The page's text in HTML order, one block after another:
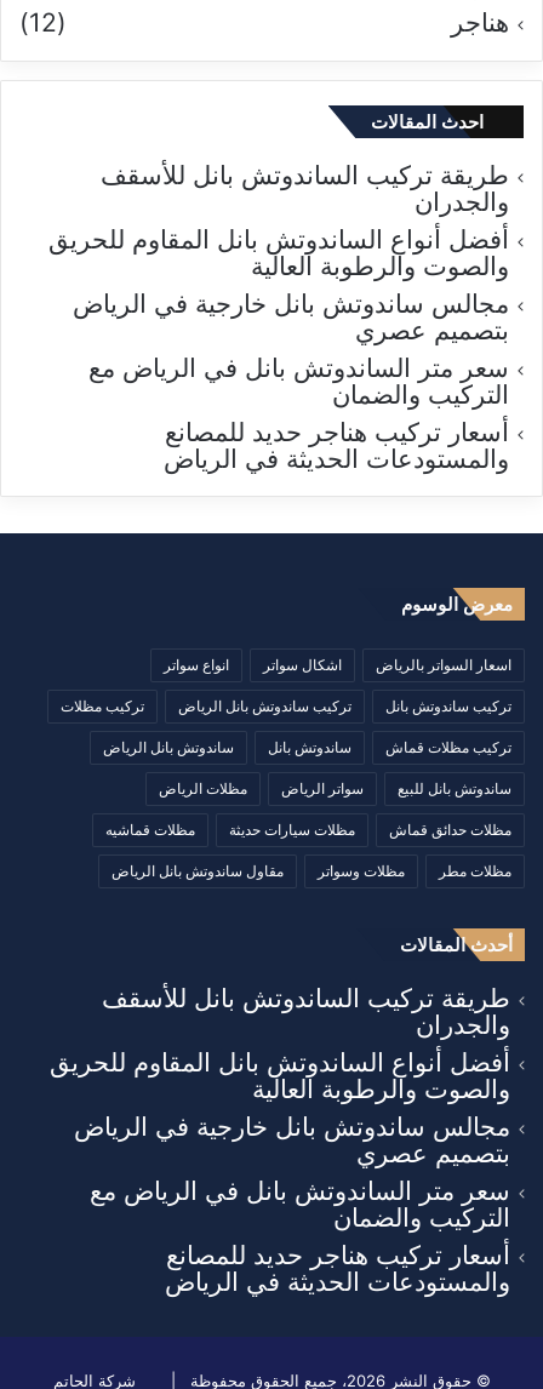
هناجر
(12)
احدث المقالات
طريقة تركيب الساندوتش بانل للأسقف
والجدران
أفضل أنواع الساندوتش بانل المقاوم للحريق
والصوت والرطوبة العالية
مجالس ساندوتش بانل خارجية في الرياض
بتصميم عصري
سعر متر الساندوتش بانل في الرياض مع
التركيب والضمان
أسعار تركيب هناجر حديد للمصانع
والمستودعات الحديثة في الرياض
معرض الوسوم
اسعار السواتر بالرياض اشكال سواتر انواع سواتر
تركيب ساندوتش بانل تركيب ساندوتش بانل الرياض تركيب مظلات
تركيب مظلات قماش ساندوتش بانل ساندوتش بانل الرياض
ساندوتش بانل للبيع سواتر الرياض مظلات الرياض
مظلات حدائق قماش مظلات سيارات حديثة مظلات قماشيه
مظلات مطر مظلات وسواتر مقاول ساندوتش بانل الرياض
أحدث المقالات
طريقة تركيب الساندوتش بانل للأسقف
والجدران
أفضل أنواع الساندوتش بانل المقاوم للحريق
والصوت والرطوبة العالية
مجالس ساندوتش بانل خارجية في الرياض
بتصميم عصري
سعر متر الساندوتش بانل في الرياض مع
التركيب والضمان
أسعار تركيب هناجر حديد للمصانع
والمستودعات الحديثة في الرياض
© حقوق النشر 2026، جميع الحقوق محفوظة | شركة الحاتم